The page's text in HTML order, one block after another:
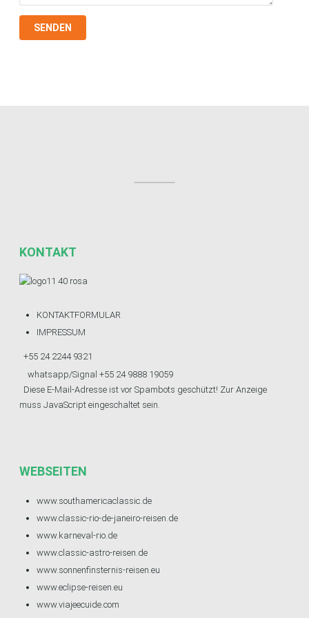
SENDEN
KONTAKT
KONTAKTFORMULAR
IMPRESSUM
+55 24 2244 9321
whatsapp/Signal +55 24 9888 19059
Diese E-Mail-Adresse ist vor Spambots geschützt! Zur Anzeige
muss JavaScript eingeschaltet sein.
WEBSEITEN
www.southamericaclassic.de
www.classic-rio-de-janeiro-reisen.de
www.karneval-rio.de
www.classic-astro-reisen.de
www.sonnenfinsternis-reisen.eu
www.eclipse-reisen.eu
www.viajeecuide.com